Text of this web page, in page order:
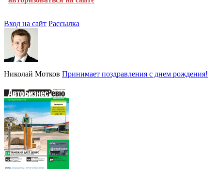
Вход на сайт Рассылка
Николай Мотков Принимает поздравления с днем рождения!